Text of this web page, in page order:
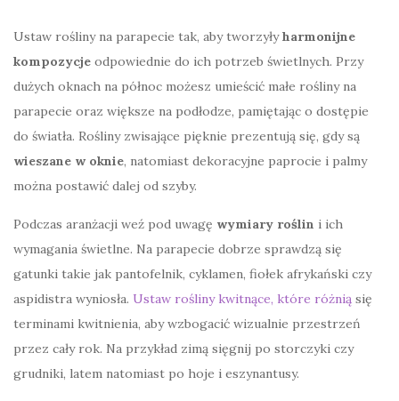
Ustaw rośliny na parapecie tak, aby tworzyłyharmonijne
kompozycje odpowiednie do ich potrzeb świetlnych. Przy
dużych oknach na północ możesz umieścić małe rośliny na
parapecie oraz większe na podłodze, pamiętając o dostępie
do światła. Rośliny zwisające pięknie prezentują się, gdy są
wieszane w oknie, natomiast dekoracyjne paprocie i palmy
można postawić dalej od szyby.
Podczas aranżacji weź pod uwagę wymiary roślin i ich
wymagania świetlne. Na parapecie dobrze sprawdzą się
gatunki takie jak pantofelnik, cyklamen, fiołek afrykański czy
aspidistra wyniosła. Ustaw rośliny kwitnące, które różnią się
terminami kwitnienia, aby wzbogacić wizualnie przestrzeń
przez cały rok. Na przykład zimą sięgnij po storczyki czy
grudniki, latem natomiast po hoje i eszynantusy.